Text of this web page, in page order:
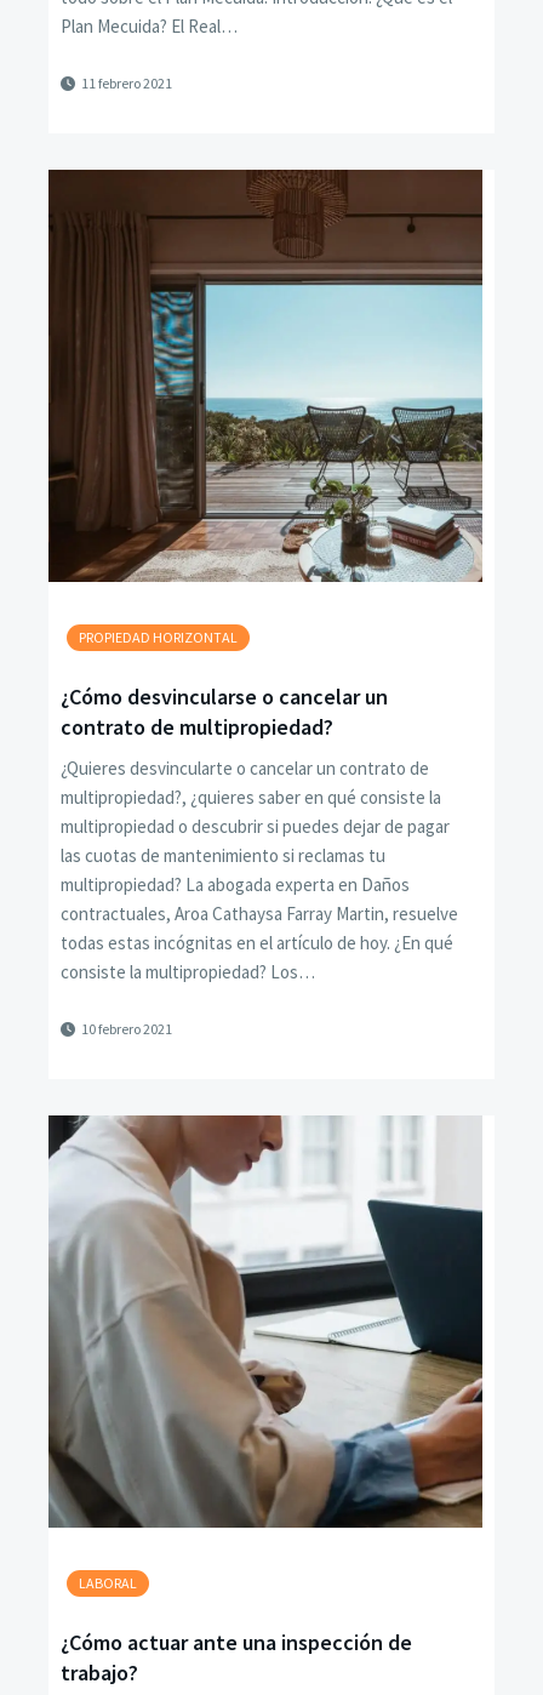
Plan Mecuida? El Real…
11 febrero 2021
PROPIEDAD HORIZONTAL
¿Cómo desvincularse o cancelar un
contrato de multipropiedad?
¿Quieres desvincularte o cancelar un contrato de
multipropiedad?, ¿quieres saber en qué consiste la
multipropiedad o descubrir si puedes dejar de pagar
las cuotas de mantenimiento si reclamas tu
multipropiedad? La abogada experta en Daños
contractuales, Aroa Cathaysa Farray Martin, resuelve
todas estas incógnitas en el artículo de hoy. ¿En qué
consiste la multipropiedad? Los…
10 febrero 2021
LABORAL
¿Cómo actuar ante una inspección de
trabajo?